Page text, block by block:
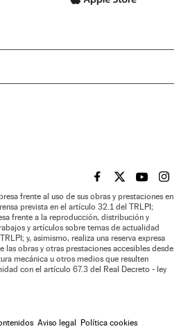
EL PAÍS BRASIL EN
EL PAÍSEL PAÍS
EL
frente al uso de sus obras y prestaciones en
prevista en el artículo 32.1 del TRLPI;
frente a la reproducción, distribución y
y artículos sobre temas de actualidad
y, asimismo, realiza una reserva expresa
las obras y otras prestaciones accesibles desde
mecánica u otros medios que resulten
con el artículo 67.3 del Real Decreto - ley
Aviso legal Política cookies